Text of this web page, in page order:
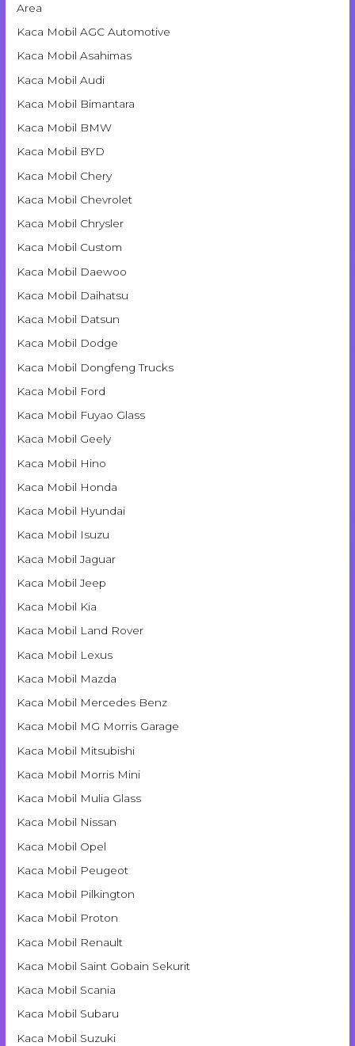
Area
Kaca Mobil AGC Automotive
Kaca Mobil Asahimas
Kaca Mobil Audi
Kaca Mobil Bimantara
Kaca Mobil BMW
Kaca Mobil BYD
Kaca Mobil Chery
Kaca Mobil Chevrolet
Kaca Mobil Chrysler
Kaca Mobil Custom
Kaca Mobil Daewoo
Kaca Mobil Daihatsu
Kaca Mobil Datsun
Kaca Mobil Dodge
Kaca Mobil Dongfeng Trucks
Kaca Mobil Ford
Kaca Mobil Fuyao Glass
Kaca Mobil Geely
Kaca Mobil Hino
Kaca Mobil Honda
Kaca Mobil Hyundai
Kaca Mobil Isuzu
Kaca Mobil Jaguar
Kaca Mobil Jeep
Kaca Mobil Kia
Kaca Mobil Land Rover
Kaca Mobil Lexus
Kaca Mobil Mazda
Kaca Mobil Mercedes Benz
Kaca Mobil MG Morris Garage
Kaca Mobil Mitsubishi
Kaca Mobil Morris Mini
Kaca Mobil Mulia Glass
Kaca Mobil Nissan
Kaca Mobil Opel
Kaca Mobil Peugeot
Kaca Mobil Pilkington
Kaca Mobil Proton
Kaca Mobil Renault
Kaca Mobil Saint Gobain Sekurit
Kaca Mobil Scania
Kaca Mobil Subaru
Kaca Mobil Suzuki